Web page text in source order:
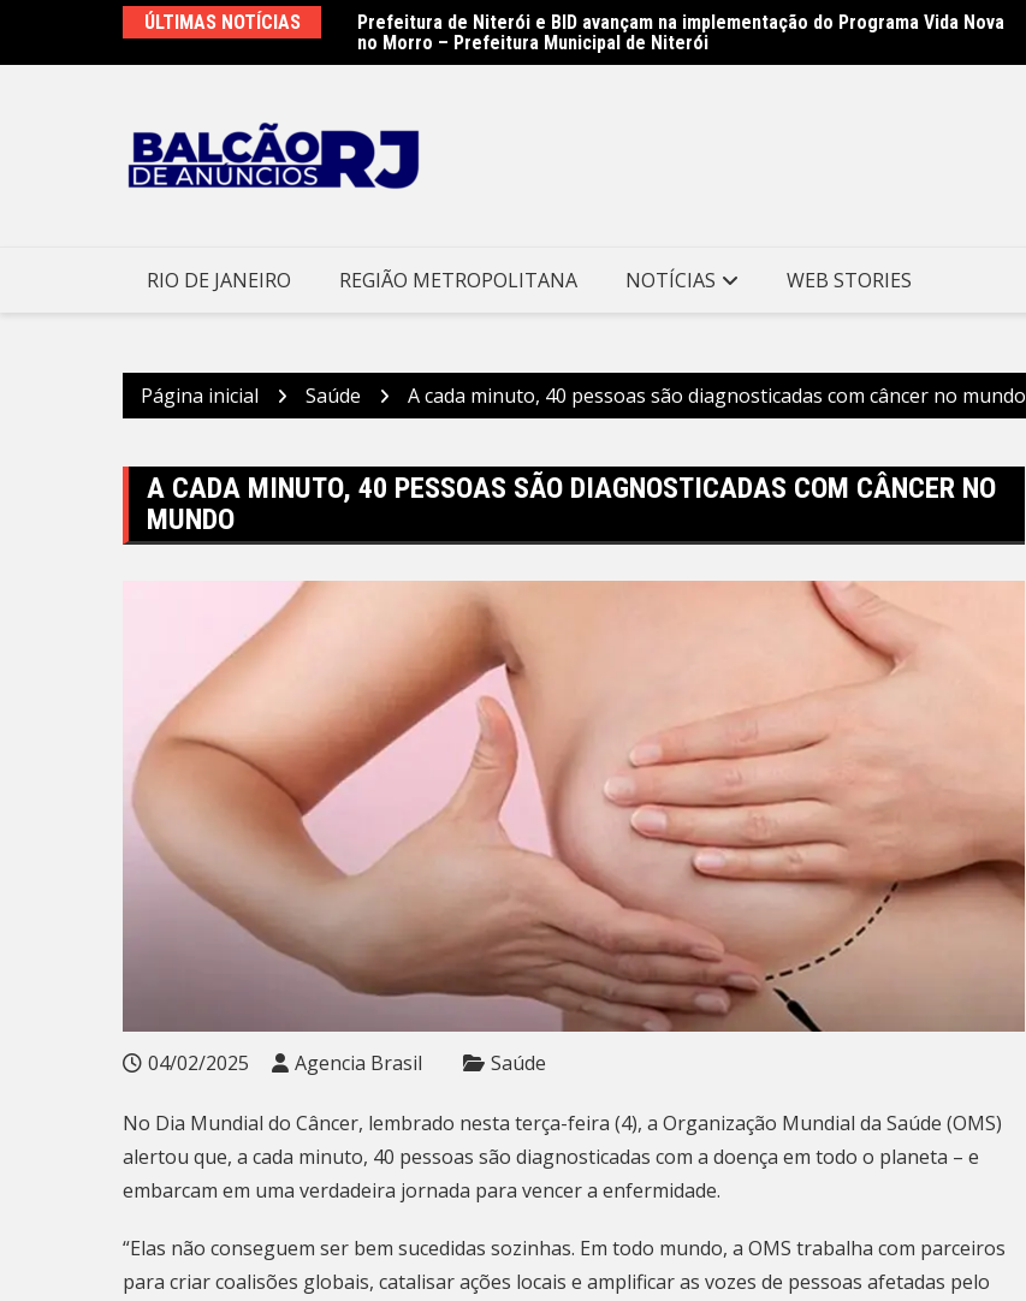
o
ÚLTIMAS NOTÍCIAS
imóveis para atualização do
Prefeitura de Niterói e BID avançam na implementação do Programa Vida Nova
no Morro – Prefeitura Municipal de Niterói
RIO DE JANEIRO REGIÃO METROPOLITANA NOTÍCIAS WEB STORIES
Página inicial Saúde A cada minuto, 40 pessoas são diagnosticadas com câncer no mundo
A CADA MINUTO, 40 PESSOAS SÃO DIAGNOSTICADAS COM CÂNCER NO
MUNDO
04/02/2025 Agencia Brasil Saúde
No Dia Mundial do Câncer, lembrado nesta terça-feira (4), a Organização Mundial da Saúde (OMS)
alertou que, a cada minuto, 40 pessoas são diagnosticadas com a doença em todo o planeta – e
embarcam em uma verdadeira jornada para vencer a enfermidade.
“Elas não conseguem ser bem sucedidas sozinhas. Em todo mundo, a OMS trabalha com parceiros
para criar coalisões globais, catalisar ações locais e amplificar as vozes de pessoas afetadas pelo